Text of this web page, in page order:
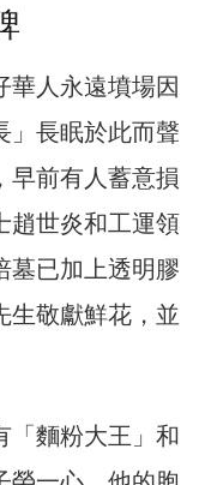
華人永遠墳場因
」長眠於此而聲
早前有人蓄意損
趙世炎和工運領
墓已加上透明膠
生敬獻鮮花，並
「麵粉大王」和